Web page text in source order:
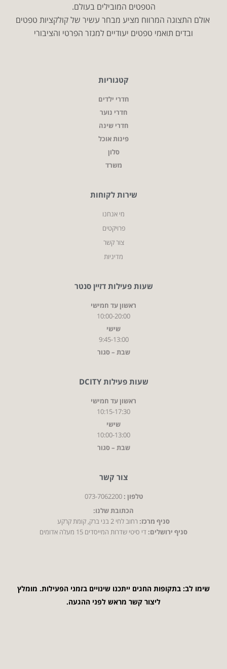
הטפטים המובילים בעולם.
אולם התצוגה המרווח מציע מבחר עשיר של קולקציות טפטים
ובדים תואמי טפטים יעודיים למגזר הפרטי והציבורי
קטגוריות
חדרי ילדים
חדרי נוער
חדרי שינה
פינות אוכל
סלון
משרד
שירות לקוחות
מי אנחנו
פרויקטים
צור קשר
מדיניות
שעות פעילות דזיין סנטר
ראשון עד חמישי
10:00-20:00
שישי
9:45-13:00
שבת – סגור
שעות פעילות DCITY
ראשון עד חמישי
10:15-17:30
שישי
10:00-13:00
שבת – סגור
צור קשר
טלפון : 073-7062200
הכתובת שלנו:
סניף מרכז:רחוב לחי 2 בני ברק, קומת קרקע
סניף ירושלים:די סיטי שדרות המייסדים 15 מעלה אדומים
שימו לב: בתקופות החגים ייתכנו שינויים בזמני הפעילות. מומלץ
ליצור קשר מראש לפני ההגעה.